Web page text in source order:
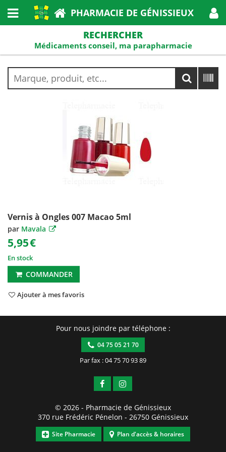
PHARMACIE DE GÉNISSIEUX
RECHERCHER
Médicaments conseil, ma parapharmacie
Vernis à Ongles 007 Macao 5ml
par Mavala
5,95€
En stock
COMMANDER
Ajouter à mes favoris
Pour nous joindre par téléphone :
04 75 05 21 70
Par fax : 04 75 70 93 89
© 2026 - Pharmacie de Génissieux
370 rue Frédéric Pénelon - 26750 Génissieux
Site Pharmacie Plan d'accès & horaires